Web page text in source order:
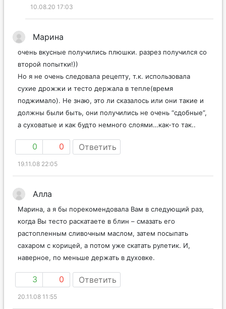
10.08.20 17:03
Марина
очень вкусные получились плюшки. разрез получился со
второй попытки!))
Но я не очень следовала рецепту, т.к. использовала
сухие дрожжи и тесто держала в тепле(время
поджимало). Не знаю, это ли сказалось или они такие и
должны были быть, они получились не очень “сдобные”,
а суховатые и как будто немного слоями…как-то так..
0 0 Ответить
19.11.08 22:05
Алла
Марина, а я бы порекомендовала Вам в следующий раз,
когда Вы тесто раскатаете в блин – смазать его
растопленным сливочным маслом, затем посыпать
сахаром с корицей, а потом уже скатать рулетик. И,
наверное, по меньше держать в духовке.
3 0 Ответить
20.11.08 11:55